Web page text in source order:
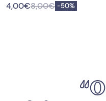
4,00€8,00€ Enregistrer
-50%
“O